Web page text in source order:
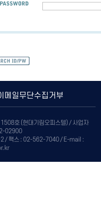
메일무단수집거부
호 (현대기림오피스텔) / 사업자
02900
/ 팩스 : 02-562-7040 / E-mail :